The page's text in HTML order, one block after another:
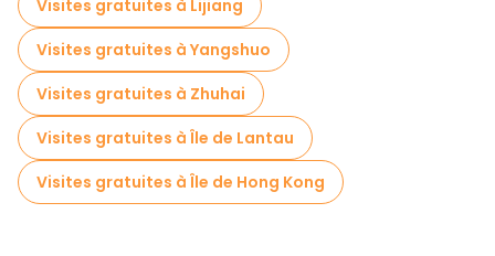
Visites gratuites à Lijiang
Visites gratuites à Yangshuo
Visites gratuites à Zhuhai
Visites gratuites à Île de Lantau
Visites gratuites à Île de Hong Kong